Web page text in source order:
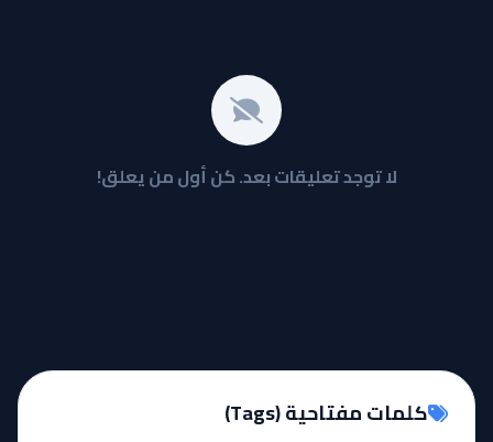
لا توجد تعليقات بعد. كن أول من يعلق!
كلمات مفتاحية (Tags)